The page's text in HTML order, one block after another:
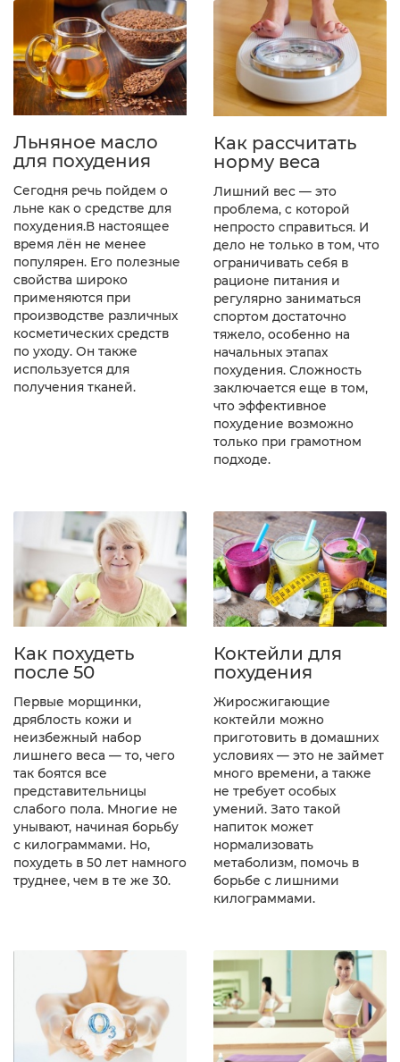
Льняное масло
для похудения
Cегодня речь пойдем о
льне как о средстве для
похудения.В настоящее
время лён не менее
популярен. Его полезные
свойства широко
применяются при
производстве различных
косметических средств
по уходу. Он также
используется для
получения тканей.
Как рассчитать
норму веса
Лишний вес — это
проблема, с которой
непросто справиться. И
дело не только в том, что
ограничивать себя в
рационе питания и
регулярно заниматься
спортом достаточно
тяжело, особенно на
начальных этапах
похудения. Сложность
заключается еще в том,
что эффективное
похудение возможно
только при грамотном
подходе.
Как похудеть
после 50
Первые морщинки,
дряблость кожи и
неизбежный набор
лишнего веса — то, чего
так боятся все
представительницы
слабого пола. Многие не
унывают, начиная борьбу
с килограммами. Но,
похудеть в 50 лет намного
труднее, чем в те же 30.
Коктейли для
похудения
Жиросжигающие
коктейли можно
приготовить в домашних
условиях — это не займет
много времени, а также
не требует особых
умений. Зато такой
напиток может
нормализовать
метаболизм, помочь в
борьбе с лишними
килограммами.